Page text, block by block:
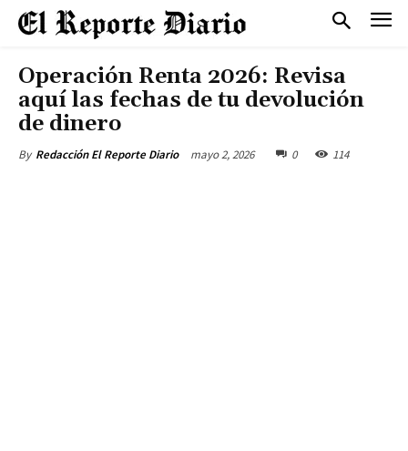
Operación Renta 2026: Revisa
aquí las fechas de tu devolución
de dinero
By Redacción El Reporte Diario mayo 2, 2026 0 114